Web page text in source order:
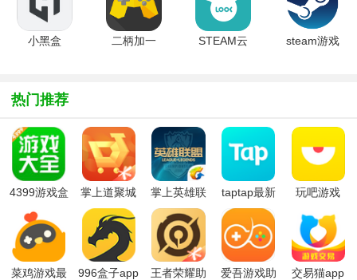
机版
v1.3.128安
卓版
v1.3.322
官方最新版
app最新版
小黑盒
v1.0.3 安
卓版
二柄加一
STEAM云
steam游戏
热门推荐
4399游戏盒
掌上道聚城
(游戏商
城)app最新
版本
掌上英雄联
盟app
taptap最新
版2026
玩吧游戏
菜鸡游戏最
996盒子app
王者荣耀助
爱吾游戏助
交易猫app